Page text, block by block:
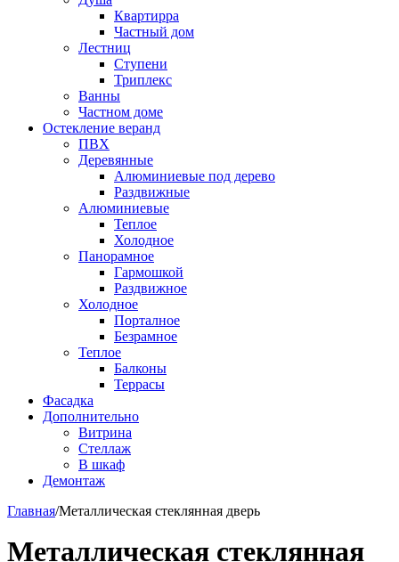
Квартирра
Частный дом
Лестниц
Ступени
Триплекс
Ванны
Частном доме
Остекление веранд
ПВХ
Деревянные
Алюминиевые под дерево
Раздвижные
Алюминиевые
Теплое
Холодное
Панорамное
Гармошкой
Раздвижное
Холодное
Порталное
Безрамное
Теплое
Балконы
Террасы
Фасадка
Дополнительно
Витрина
Стеллаж
В шкаф
Демонтаж
Главная/Металлическая стеклянная дверь
Металлическая стеклянная